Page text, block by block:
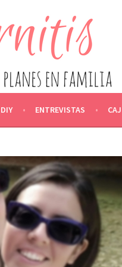
PLANES EN
OCIO Y EDUCACIÓN,
DIY ENTREVISTAS